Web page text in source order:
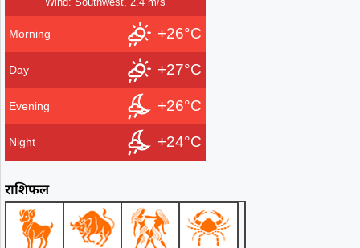
Morning +26°C
Day +27°C
Evening +26°C
Night +24°C
राशिफल